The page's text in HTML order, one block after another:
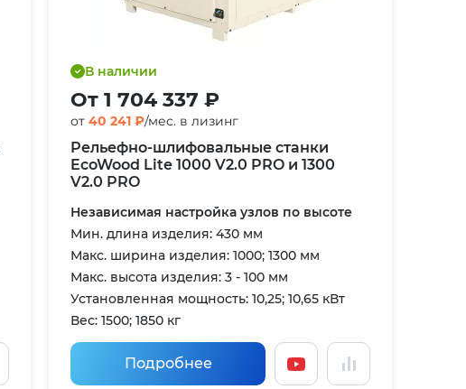
В наличии
От 1 704 337 ₽
от 40 241 ₽/мес. в лизинг
Рельефно-шлифовальные станки
EcoWood Lite 1000 V2.0 PRO и 1300
V2.0 PRO
Независимая настройка узлов по высоте
Мин. длина изделия: 430 мм
Макс. ширина изделия: 1000; 1300 мм
Макс. высота изделия: 3 - 100 мм
Установленная мощность: 10,25; 10,65 кВт
Вес: 1500; 1850 кг
Подробнее